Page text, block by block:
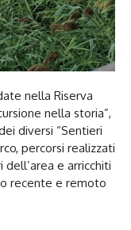
nella Riserva
nella storia”,
diversi “Sentieri
percorsi realizzati
e arricchiti
recente e remoto